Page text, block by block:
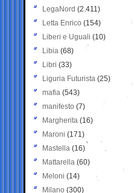
LegaNord (2.411)
Letta Enrico (154)
Liberi e Uguali (10)
Libia (68)
Libri (33)
Liguria Futurista (25)
mafia (543)
manifesto (7)
Margherita (16)
Maroni (171)
Mastella (16)
Mattarella (60)
Meloni (14)
Milano (300)